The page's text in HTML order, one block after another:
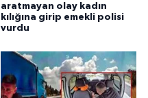
aratmayan olay kadın
kılığına girip emekli polisi
vurdu